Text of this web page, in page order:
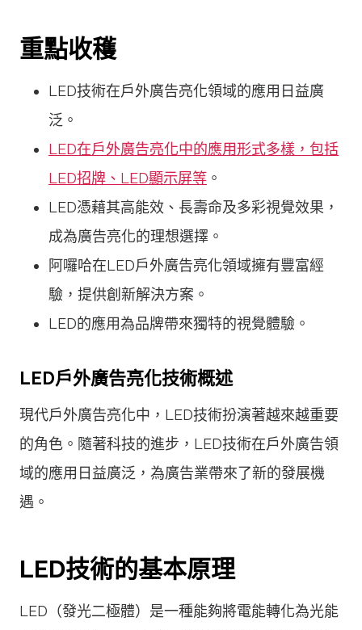
重點收穫
LED技術在戶外廣告亮化領域的應用日益廣
泛。
LED在戶外廣告亮化中的應用形式多樣，包括
LED招牌、LED顯示屏等 。
LED憑藉其高能效、長壽命及多彩視覺效果，
成為廣告亮化的理想選擇。
阿囉哈在LED戶外廣告亮化領域擁有豐富經
驗，提供創新解決方案。
LED的應用為品牌帶來獨特的視覺體驗。
LED戶外廣告亮化技術概述
現代戶外廣告亮化中，LED技術扮演著越來越重要
的角色。隨著科技的進步，LED技術在戶外廣告領
域的應用日益廣泛，為廣告業帶來了新的發展機
遇。
LED技術的基本原理
LED（發光二極體）是一種能夠將電能轉化為光能